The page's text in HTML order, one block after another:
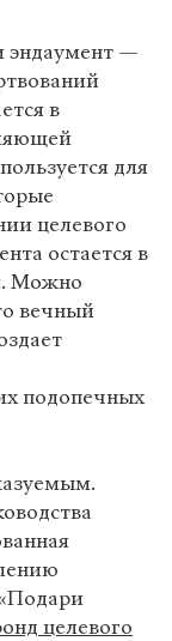
эндаумент —
в
для
целевого
остается в
Можно
вечный
подопечных
целевого